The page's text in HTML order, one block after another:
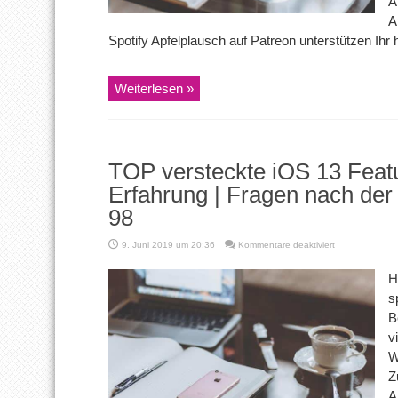
2
2020
Spotify Apfelplausch auf Patreon unterstützen Ihr
Weiterlesen »
TOP versteckte iOS 13
Erfahrung | Fragen nach
98
9. Juni 2019 um 20:36 Kommentare deaktiviertfür
versteckte
13
| 1
Woche
Beta
Erfahrung
| Fragen
nach